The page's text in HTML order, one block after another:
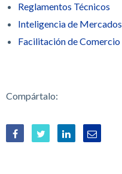
Reglamentos Técnicos
Inteligencia de Mercados
Facilitación de Comercio
Compártalo: